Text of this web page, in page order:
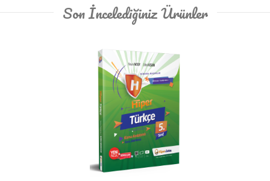
Son İncelediğiniz Ürünler